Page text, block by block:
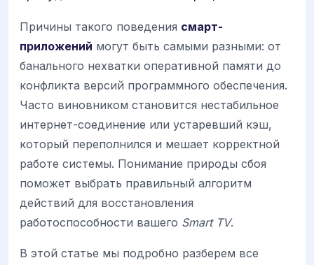
Причины такого поведения смарт-
приложений могут быть самыми разными: от
банального нехватки оперативной памяти до
конфликта версий программного обеспечения.
Часто виновником становится нестабильное
интернет-соединение или устаревший кэш,
который переполнился и мешает корректной
работе системы. Понимание природы сбоя
поможет выбрать правильный алгоритм
действий для восстановления
работоспособности вашего Smart TV.
В этой статье мы подробно разберем все